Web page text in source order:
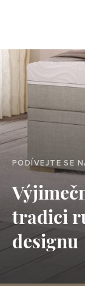
PODÍVEJTE SE
tradici
designu